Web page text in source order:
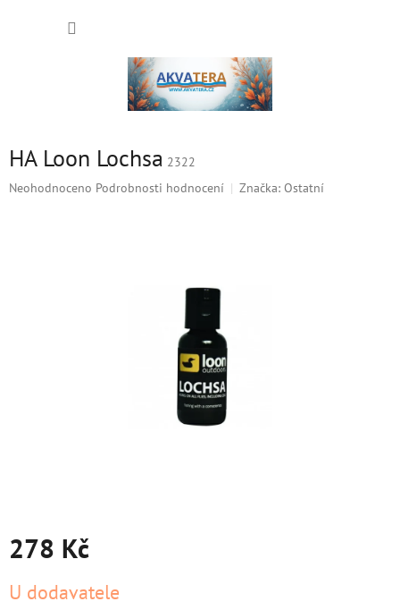
HA Loon Lochsa 2322
Průměrné
Neohodnoceno Podrobnosti hodnocení Značka: Ostatní
278 Kč
cena:
U dodavatele